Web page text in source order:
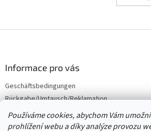
Používáme cookies, abychom Vám
prohlížení webu a díky analýze provozu
l
Informace pro vás
Geschäftsbedingungen
Rückgabe/Umtausch/Reklamation
Großhandel